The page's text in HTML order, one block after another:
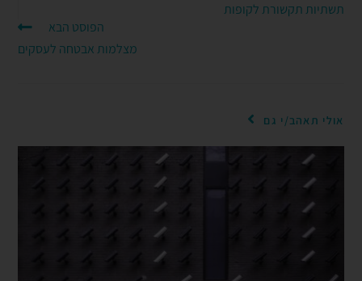
תשתיות תקשורת לקופות
הפוסט הבא
מצלמות אבטחה לעסקים
אולי תאהב/י גם